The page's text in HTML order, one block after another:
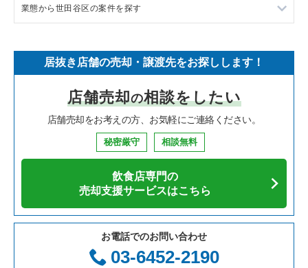
中華の居抜き売却物件の案件一覧
寿司の居抜き売却物件の案件一覧
焼肉の居抜き売却物件の案件一覧
鉄板焼き・お好み焼の居抜き売却物件の案件一覧
カフェの居抜き売却物件の案件一覧
テイクアウトの居抜き売却物件の案件一覧
お弁当・惣菜・デリの居抜き売却物件の案件一覧
千葉県の飲食店の居抜き売却物件の案件一覧
神奈川県の飲食店の居抜き売却物件の案件一覧
大阪府の飲食店の居抜き売却物件の案件一覧
兵庫県の飲食店の居抜き売却物件の案件一覧
愛知県の飲食店の居抜き売却物件の案件一覧
岐阜県の飲食店の居抜き売却物件の案件一覧
三重県の飲食店の居抜き売却物件の案件一覧
渋谷区の飲食店の居抜き売却物件の案件一覧
新宿区の飲食店の居抜き売却物件の案件一覧
葛飾区の飲食店の居抜き売却物件の案件一覧
中央区の飲食店の居抜き売却物件の案件一覧
千代田区の飲食店の居抜き売却物件の案件一覧
港区の飲食店の居抜き売却物件の案件一覧
足立区の飲食店の居抜き売却物件の案件一覧
東京23区のラーメンの居抜き売却物件の案件一覧
東京23区のイタリア料理の居抜き売却物件の案件一覧
東京23区の中華の居抜き売却物件の案件一覧
東京23区のそば・うどんの居抜き売却物件の案件一覧
東京23区の焼肉の居抜き売却物件の案件一覧
東京23区の鉄板焼き・お好み焼の居抜き売却物件の案件一覧
東京23区のアジア料理の居抜き売却物件の案件一覧
業態から世田谷区の案件を探す
世田谷区のフランス料理の居抜き売却物件の案件一覧
世田谷区のイタリア料理の居抜き売却物件の案件一覧
世田谷区の中華の居抜き売却物件の案件一覧
世田谷区の焼肉の居抜き売却物件の案件一覧
世田谷区の鉄板焼き・お好み焼の居抜き売却物件の案件一覧
世田谷区のアジア料理の居抜き売却物件の案件一覧
居抜き店舗の売却・譲渡先をお探しします！
店舗売却の相談をしたい
店舗売却をお考えの方、お気軽にご連絡ください。
秘密厳守 相談無料
飲食店専門の
売却支援サービスはこちら
お電話でのお問い合わせ
03-6452-2190